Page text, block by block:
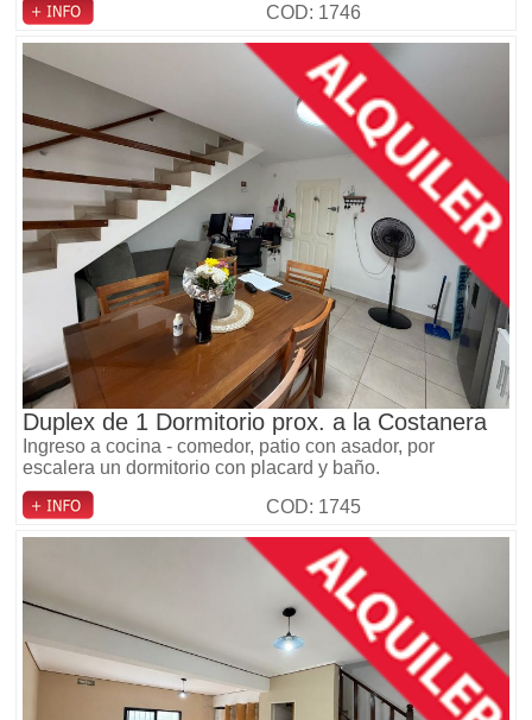
COD: 1746
Duplex de 1 Dormitorio prox. a la Costanera
Ingreso a cocina - comedor, patio con asador, por
escalera un dormitorio con placard y baño.
COD: 1745